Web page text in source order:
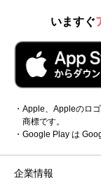
いますぐ
・Apple、Appleのロ
商標です。
・Google Play は
企業情報